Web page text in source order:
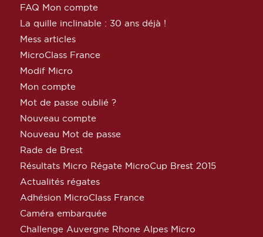
FAQ Mon compte
La quille inclinable : 30 ans déjà !
Mess articles
MicroClass France
Modif Micro
Mon compte
Mot de passe oublié ?
Nouveau compte
Nouveau Mot de passe
Rade de Brest
Résultats Micro Régate MicroCup Brest 2015
Actualités régates
Adhésion MicroClass France
Caméra embarquée
Challenge Auvergne Rhone Alpes Micro